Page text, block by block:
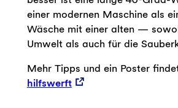
einer modernen Maschine als
Wäsche mit einer alten —
Umwelt als auch für die
Mehr Tipps und ein Poster
hilfswerft